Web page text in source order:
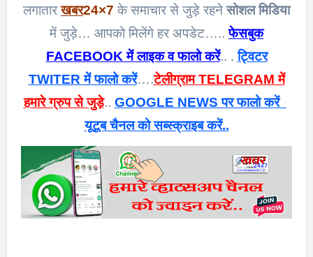
लगातारखबर24×7 के समाचार से जुड़े रहनेसोशल मिडिया
में जुड़े… आपको मिलेंगे हर अपडेट…..फेसबुक
FACEBOOK में लाइक व फालो करें.. .ट्विटर
TWITER में फालो करें….टेलीग्राम TELEGRAM में
हमारे ग्रुप से जुड़े.. GOOGLE NEWS पर फालो करें
यूटूब चैनल को सब्स्क्राइब करें..